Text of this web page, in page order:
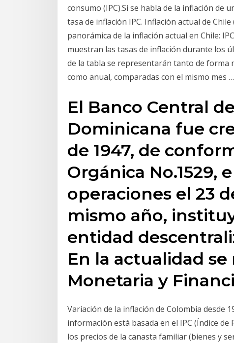
consumo (IPC).Si se habla de la inflación de
tasa de inflación IPC. Inflación actual de
panorámica de la inflación actual en Chile:
muestran las tasas de inflación durante los
de la tabla se representarán tanto de forma
como anual, comparadas con el mismo mes …
El Banco Central
Dominicana fue
de 1947, de
Orgánica No.1529,
operaciones el 23
mismo año,
entidad
En la actualidad
Monetaria y
Variación de la inflación de Colombia desde
información está basada en el IPC (Índice
los precios de la canasta familiar (bienes y